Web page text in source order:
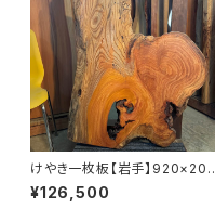
けやき一枚板【岩手】920×200
~630×33㎜【オイル塗装 仕上
げ済み】
¥126,500